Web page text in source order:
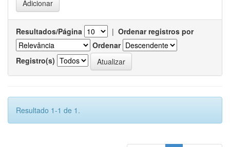
Resultados/Página | Ordenar registros por
Ordenar
Registro(s)
Resultado 1-1 de 1.